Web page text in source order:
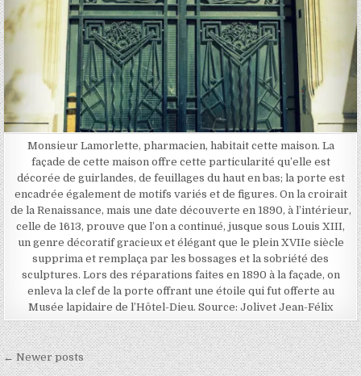
Monsieur Lamorlette, pharmacien, habitait cette maison. La
façade de cette maison offre cette particularité qu’elle est
décorée de guirlandes, de feuillages du haut en bas; la porte est
encadrée également de motifs variés et de figures. On la croirait
de la Renaissance, mais une date découverte en 1890, à l’intérieur,
celle de 1613, prouve que l’on a continué, jusque sous Louis XIII,
un genre décoratif gracieux et élégant que le plein XVIIe siècle
supprima et remplaça par les bossages et la sobriété des
sculptures. Lors des réparations faites en 1890 à la façade, on
enleva la clef de la porte offrant une étoile qui fut offerte au
Musée lapidaire de l’Hôtel-Dieu. Source: Jolivet Jean-Félix
Navigation des articles
← Newer posts